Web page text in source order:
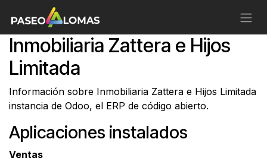
Ir al contenido
Inmobiliaria Zattera e Hijos
Limitada
Información sobre Inmobiliaria Zattera e Hijos Limitada
instancia de Odoo, el ERP de código abierto.
Aplicaciones instalados
Ventas